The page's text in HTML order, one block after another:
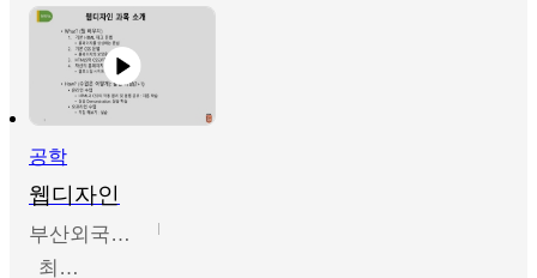
공학
웹디자인
부산외국어대학교
최진오